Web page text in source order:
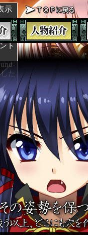
示
em>
ト
た
顕国。母は室町幕府
娘。
で、信玄の代に武田
に長けた武将で天文17
県に侵攻してきた信玄を
。
には戸石城に迫る信玄
石崩れ｣と呼ばれる屈
が、武田家の軍師真
、味方を切り崩さ
年)に越後へと敗走し
杉謙信の家臣となり